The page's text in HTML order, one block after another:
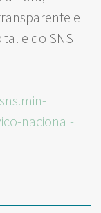
e
e do SNS
nacional-